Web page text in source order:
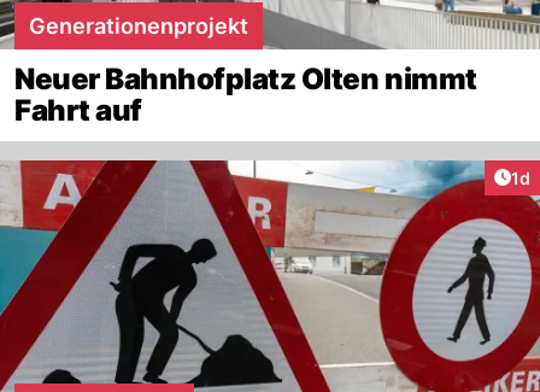
Generationenprojekt
Neuer Bahnhofplatz Olten nimmt
Fahrt auf
1d